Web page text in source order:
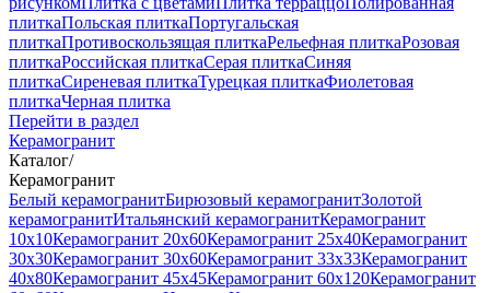
плиткаПольская плиткаПортугальская
плиткаПротивоскользящая плиткаРельефная плиткаРозовая
плиткаРоссийская плиткаСерая плиткаСиняя
плиткаСиреневая плиткаТурецкая плиткаФиолетовая
плиткаЧерная плитка
Перейти в раздел
Керамогранит
Каталог/
Керамогранит
Белый керамогранитБирюзовый керамогранитЗолотой
керамогранитИтальянский керамогранитКерамогранит
10x10Керамогранит 20x60Керамогранит 25x40Керамогранит
30x30Керамогранит 30x60Керамогранит 33x33Керамогранит
40x80Керамогранит 45x45Керамогранит 60x120Керамогранит